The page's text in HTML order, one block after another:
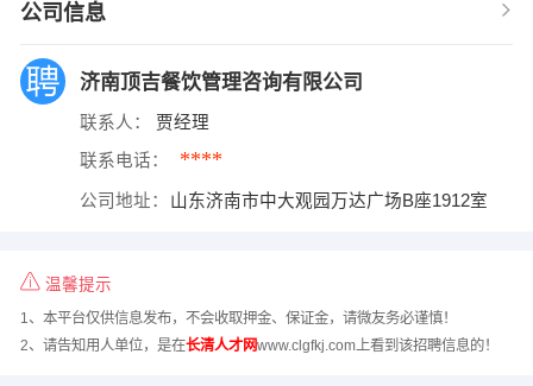
公司信息
济南顶吉餐饮管理咨询有限公司
联系人： 贾经理
联系电话： ****
公司地址： 山东济南市中大观园万达广场B座1912室
温馨提示
1、本平台仅供信息发布，不会收取押金、保证金，请微友务必谨慎！
2、请告知用人单位，是在长清人才网www.clgfkj.com上看到该招聘信息的！